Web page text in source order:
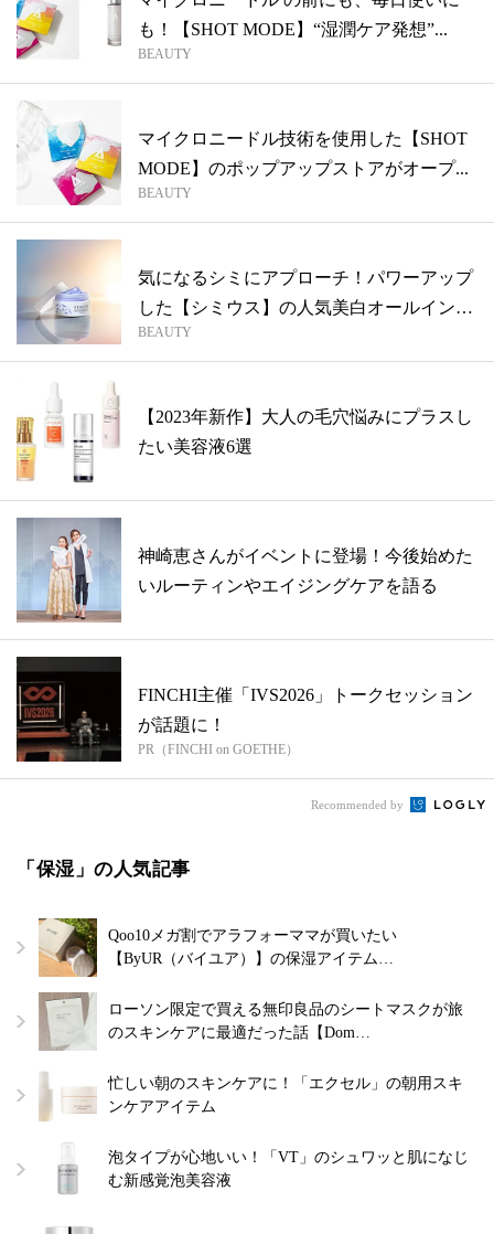
も！【SHOT MODE】“湿潤ケア発想”...
BEAUTY
マイクロニードル技術を使用した【SHOT
MODE】のポップアップストアがオープ...
BEAUTY
気になるシミにアプローチ！パワーアップ
した【シミウス】の人気美白オールインワ
ンジ...
BEAUTY
【2023年新作】大人の毛穴悩みにプラスし
たい美容液6選
神崎恵さんがイベントに登場！今後始めた
いルーティンやエイジングケアを語る
FINCHI主催「IVS2026」トークセッション
が話題に！
PR（FINCHI on GOETHE）
Recommended by
「保湿」の人気記事
Qoo10メガ割でアラフォーママが買いたい
【ByUR（バイユア）】の保湿アイテム…
ローソン限定で買える無印良品のシートマスクが旅
のスキンケアに最適だった話【Dom…
忙しい朝のスキンケアに！「エクセル」の朝用スキ
ンケアアイテム
泡タイプが心地いい！「VT」のシュワッと肌になじ
む新感覚泡美容液